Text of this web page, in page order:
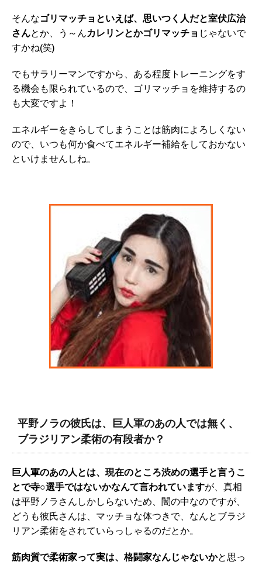
そんなゴリマッチョといえば、思いつく人だと室伏広治
さんとか、う～んカレリンとかゴリマッチョ じゃないで
すかね(笑)
でもサラリーマンですから、ある程度トレーニングをす
る機会も限られているので、ゴリマッチョを維持するの
も大変ですよ！
エネルギーをきらしてしまうことは筋肉によろしくない
ので、いつも何か食べてエネルギー補給をしておかない
といけませんしね。
平野ノラの彼氏は、巨人軍のあの人では無く、
ブラジリアン柔術の有段者か？
巨人軍のあの人とは、現在のところ渋めの選手と言うこ
とで寺○選手ではないかなんて言われていますが、真相
は平野ノラさんしかしらないため、闇の中なのですが、
どうも彼氏さんは、マッチョな体つきで、なんとブラジ
リアン柔術をされていらっしゃるのだとか。
筋肉質で柔術家って実は、格闘家なんじゃないかと思っ